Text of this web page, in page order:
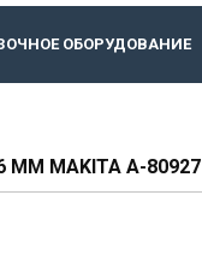
ОБОРУДОВАНИЕ
MAKITA A-80927